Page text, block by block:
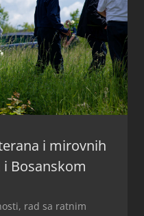
i mirovnih
Bosanskom
, rad sa ratnim